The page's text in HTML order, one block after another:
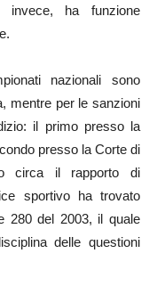
invece, ha funzione
nazionali sono
mentre per le sanzioni
il primo presso la
presso la Corte di
circa il rapporto di
sportivo ha trovato
280 del 2003, il quale
delle questioni